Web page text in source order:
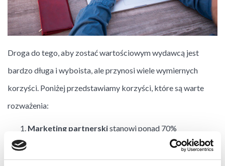
Droga do tego, aby zostać wartościowym wydawcą jest
bardzo długa i wyboista, ale przynosi wiele wymiernych
korzyści. Poniżej przedstawiamy korzyści, które są warte
rozważenia:
Marketing partnerskistanowi ponad 70%
internetowym. Jest to sektor bardzo mocno rozwinięty